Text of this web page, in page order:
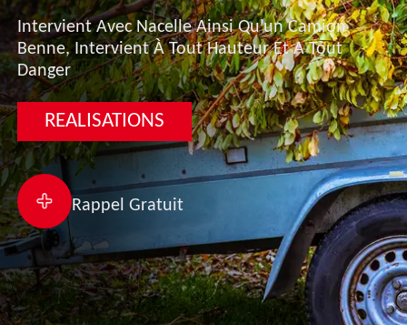
Intervient Avec Nacelle Ainsi Qu'un Camion
Benne, Intervient À Tout Hauteur Et A Tout
Danger
REALISATIONS
Rappel Gratuit